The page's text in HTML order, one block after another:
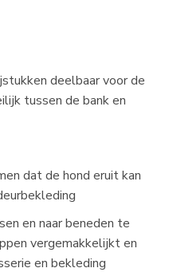
deelbaar voor de
tussen de bank en
dat de hond eruit kan
en naar beneden te
vergemakkelijkt en
en bekleding